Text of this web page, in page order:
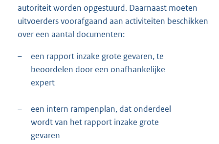
autoriteit worden opgestuurd. Daarnaast moeten
uitvoerders voorafgaand aan activiteiten beschikken
over een aantal documenten:
–
een rapport inzake grote gevaren, te
beoordelen door een onafhankelijke
expert
–
een intern rampenplan, dat onderdeel
wordt van het rapport inzake grote
gevaren